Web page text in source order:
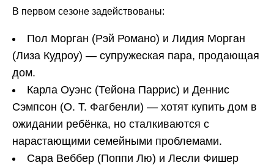
В первом сезоне задействованы:
Пол Морган (Рэй Романо) и Лидия Морган
(Лиза Кудроу) — супружеская пара, продающая
дом.
Карла Оуэнс (Тейона Паррис) и Деннис
Сэмпсон (О. Т. Фагбенли) — хотят купить дом в
ожидании ребёнка, но сталкиваются с
нарастающими семейными проблемами.
Сара Веббер (Поппи Лю) и Лесли Фишер